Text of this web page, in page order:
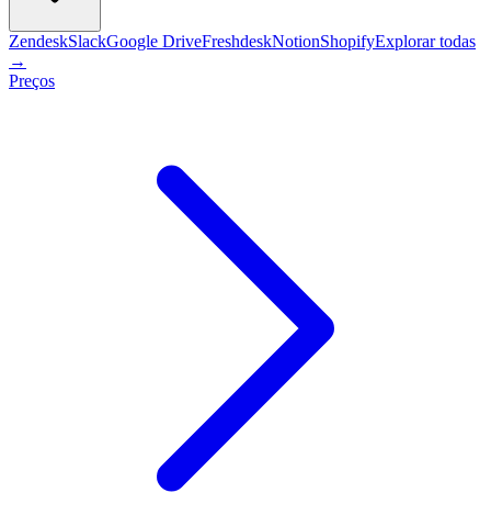
ZendeskSlackGoogle DriveFreshdeskNotionShopifyExplorar todas
→
Preços